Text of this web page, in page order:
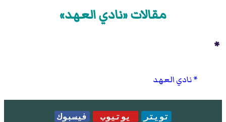
مقالات «نادي العهد»
*
نادي العهد
تويتر يوتيوب
فيسبوك